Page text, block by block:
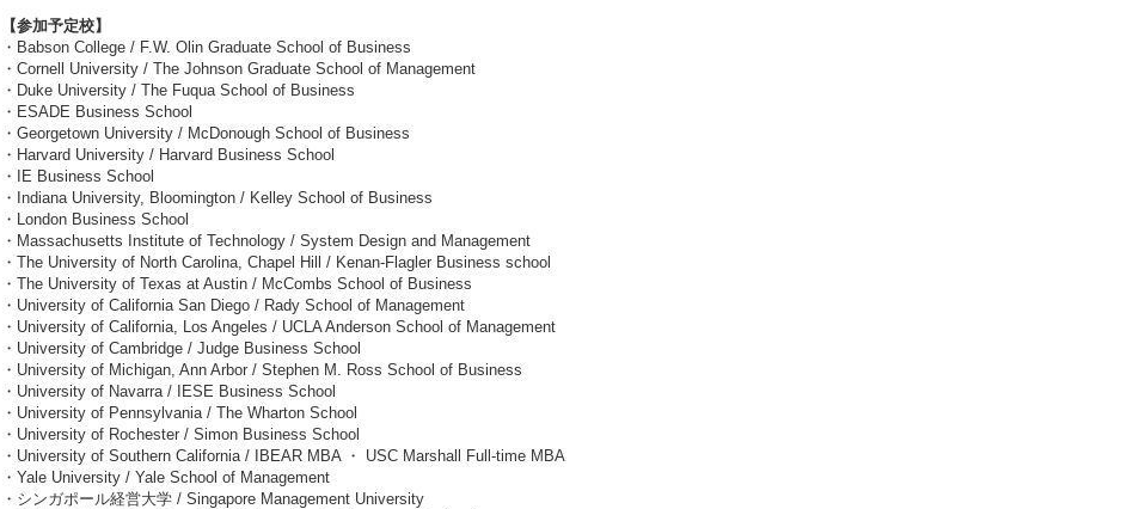
【参加予定校】
・Babson College / F.W. Olin Graduate School of Business
・Cornell University / The Johnson Graduate School of Management
・Duke University / The Fuqua School of Business
・ESADE Business School
・Georgetown University / McDonough School of Business
・Harvard University / Harvard Business School
・IE Business School
・Indiana University, Bloomington / Kelley School of Business
・London Business School
・Massachusetts Institute of Technology / System Design and Management
・The University of North Carolina, Chapel Hill / Kenan-Flagler Business school
・The University of Texas at Austin / McCombs School of Business
・University of California San Diego / Rady School of Management
・University of California, Los Angeles / UCLA Anderson School of Management
・University of Cambridge / Judge Business School
・University of Michigan, Ann Arbor / Stephen M. Ross School of Business
・University of Navarra / IESE Business School
・University of Pennsylvania / The Wharton School
・University of Rochester / Simon Business School
・University of Southern California / IBEAR MBA ・ USC Marshall Full-time MBA
・Yale University / Yale School of Management
・シンガポール経営大学 / Singapore Management University